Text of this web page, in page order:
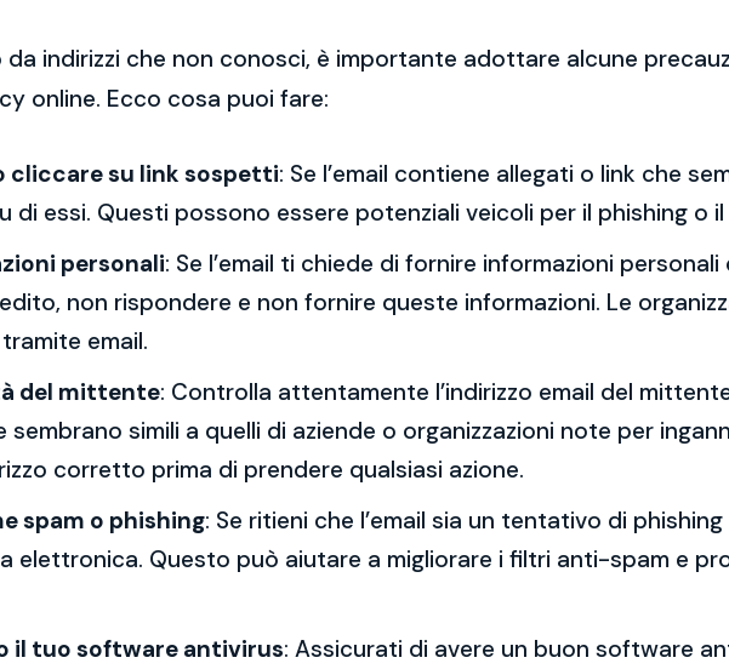
da indirizzi che non conosci, è importante adottare alcune
online. Ecco cosa puoi fare:
cliccare su link sospetti: Se l’email contiene allegati o link che
di essi. Questi possono essere potenziali veicoli per il phishing o il
personali: Se l’email ti chiede di fornire informazioni
non rispondere e non fornire queste informazioni. Le
email.
del mittente: Controlla attentamente l’indirizzo email del
sembrano simili a quelli di aziende o organizzazioni note per
corretto prima di prendere qualsiasi azione.
spam o phishing: Se ritieni che l’email sia un tentativo di
elettronica. Questo può aiutare a migliorare i filtri anti-spam e
il tuo software antivirus: Assicurati di avere un buon software